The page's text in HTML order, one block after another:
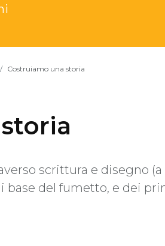
Costruiamo una storia
scrittura e disegno
del fumetto, e dei